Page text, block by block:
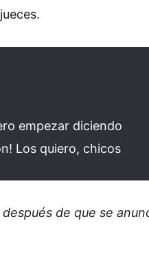
empezar diciendo
Los quiero, chicos
de que se